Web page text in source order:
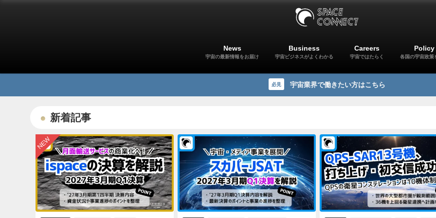
News
宇宙の最新情報をお届け
Business
宇宙ビジネスがよくわかる
Careers
宇宙ではたらく
Policy
各国の宇宙政策
必見 宇宙業界で働きたい方はこちら
新着記事
NEW